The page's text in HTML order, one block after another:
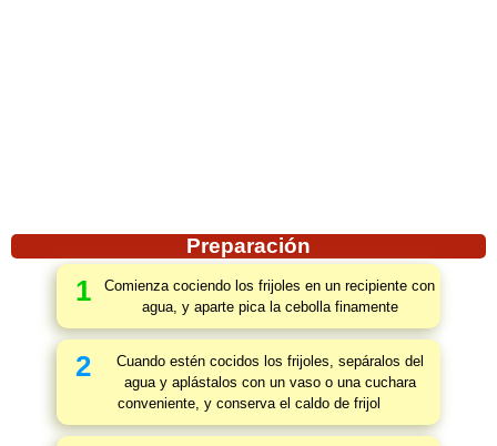
Preparación
1
Comienza cociendo los frijoles en un recipiente con
agua, y aparte pica la cebolla finamente
2
Cuando estén cocidos los frijoles, sepáralos del
agua y aplástalos con un vaso o una cuchara
conveniente, y conserva el caldo de frijol